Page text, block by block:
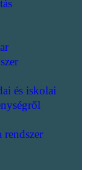
és iskolai
rendszer